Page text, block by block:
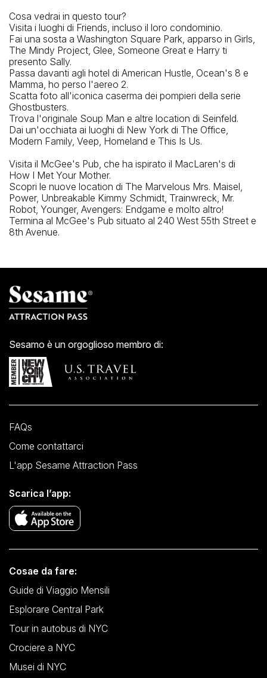
Cosa vedrai in questo tour?
Visita i luoghi di Friends, incluso il loro condominio.
Fai una sosta a Washington Square Park, apparso in Girls,
The Mindy Project, Glee, Someone Great e Harry ti
presento Sally.
Passa davanti agli hotel di American Hustle, Ocean's 8 e
Mamma, ho perso l'aereo 2.
Scatta foto all'iconica caserma dei pompieri della serie
Ghostbusters.
Trova l'originale Soup Man e altre location di Seinfeld.
Dai un'occhiata ai luoghi di New York di The Office,
Modern Family, Veep, Homeland e This Is Us.
Visita il McGee's Pub, che ha ispirato il MacLaren's di
How I Met Your Mother.
Scopri le nuove location di The Marvelous Mrs. Maisel,
Power, Unbreakable Kimmy Schmidt, Trainwreck, Mr.
Robot, Younger, Avengers: Endgame e molto altro!
Termina al McGee's Pub situato al 240 West 55th Street e
8th Avenue.
Sesamo è un orgoglioso membro di:
FAQs
Come contattarci
L'app Sesame Attraction Pass
Scarica l’app:
Cosae da fare:
Guide di Viaggio Mensili
Esplorare Central Park
Tour in autobus di NYC
Crociere a NYC
Musei di NYC